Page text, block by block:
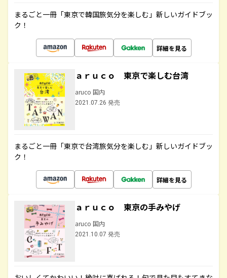
まるごと一冊「東京で韓国旅気分を楽しむ」新しいガイドブッ
ク！
詳細を見る
ａｒｕｃｏ 東京で楽しむ台湾
aruco 国内
2021.07.26 発売
まるごと一冊「東京で台湾旅気分を楽しむ」新しいガイドブッ
ク！
詳細を見る
ａｒｕｃｏ 東京の手みやげ
aruco 国内
2021.10.07 発売